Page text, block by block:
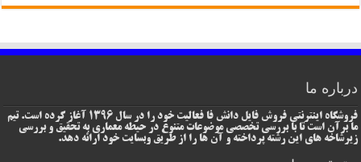
درباره ما
فروشگاه اینترنتی فروش فایل دانش فا فعالیت خود را در سال 1396 آغاز کرده است. تیم
ما برآن است تا با بررسی تخصصی موضوعات متنوع در حیطه معماری به تحقیق و بررسی
زیرشاخه های این رشته پرداخته و آن ها را از طریق وبسایت خود ارائه دهد.